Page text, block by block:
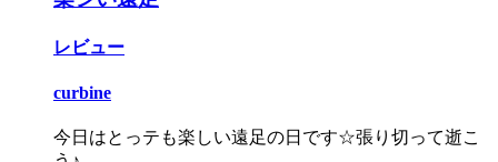
レビュー
curbine
今日はとっテも楽しい遠足の日です☆張り切って逝こ